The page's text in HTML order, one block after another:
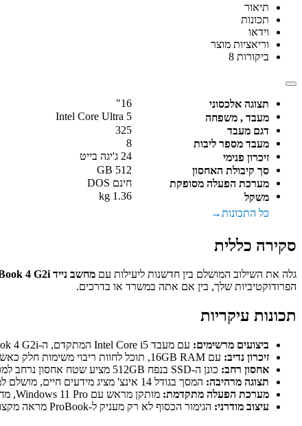
תיאור
תכונות
וידאו
וריאציות מוצר
ביקורות 8
תצוגה אלכסוני
16"
מעבד , משפחה
Intel Core Ultra 5
דגם מעבד
325
מעבד מספר ליבות
8
זיכרון פנימי
24 ג'יגה בייט
סך קיבולת האחסון
512 GB
מערכת הפעלה מסופקת
חינם DOS
משקל
1.36 kg
כל התכונות
סקירה כללית
גלה את השילוב המושלם בין חדשנות ליעילות עם מחשב נייד HP ProBook 4 G2i
הפרודוקטיביות שלך, בין אם אתה במשרד או בדרכים.
תכונות עיקריות
ביצועים מרשימים: עם מעבד Intel Core i5 המתקדם, ה-HP ProBook 4 G2i מבטיח מהירות ותגובה מרשימות, ומאפשר לך לבצע משימות מרובות בקלות.
זיכרון נדיב: עם 16GB RAM, תוכל לחוות ריבוי משימות חלק כאשר אתה מפעיל מספר יישומים ומטפל במשימות מאתגרות בקלות.
אחסון רחב: כונן ה-SSD בנפח 512GB מציע שטח אחסון נרחב למסמכים ולמדיה שלך, ומספק זמני גישה מהירים לשיפור הפרודוקטיביות.
תצוגה מרהיבה: המסך בגודל 14 אינצ' מציג מידעים חיים, מושלם למצגות מרשימות, ועידת וידאו, או ליהנות מהמדיה האהובה עליך.
מערכת הפעלה מתקדמת: מותקן מראש עם Windows 11 Pro, מחשב נייד זה מספק תכונות חיוניות ושיפורי אבטחה להגנת המידע שלך ועבודתך.
עיצוב מודרני: הגימור הכסוף לא רק מעניק ל-ProBook מראה מקצועי, אלא גם משדרג את עמידותו, מה שהופך אותו להוספה stylish לכל אוסף מכשירים.